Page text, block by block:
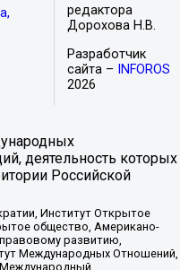
редактора
Дорохова Н.В.
Разработчик
сайта –
INFOROS
2026
деятельность которых
Российской
Институт Открытое
общество, Американо-
развитию,
Международных Отношений,
Международный